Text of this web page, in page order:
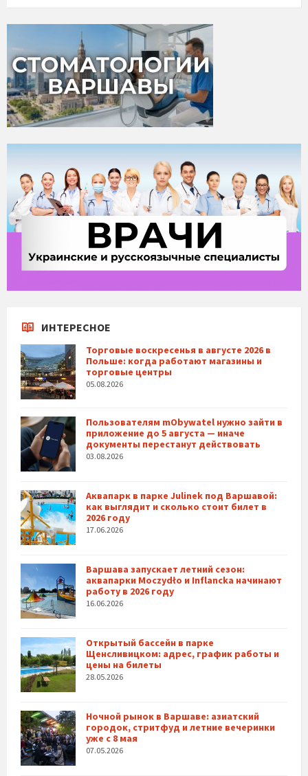
ИНТЕРЕСНОЕ
Торговые воскресенья в августе 2026 в
Польше: когда работают магазины и
торговые центры
05.08.2026
Пользователям mObywatel нужно зайти в
приложение до 5 августа — иначе
документы перестанут действовать
03.08.2026
Аквапарк в парке Julinek под Варшавой:
как выглядит и сколько стоит билет в
2026 году
17.06.2026
Варшава запускает летний сезон:
аквапарки Moczydło и Inflancka начинают
работу в 2026 году
16.06.2026
Открытый бассейн в парке
Щенсливицком: адрес, график работы и
цены на билеты
28.05.2026
Ночной рынок в Варшаве: азиатский
городок, стритфуд и летние вечеринки
уже с 8 мая
07.05.2026